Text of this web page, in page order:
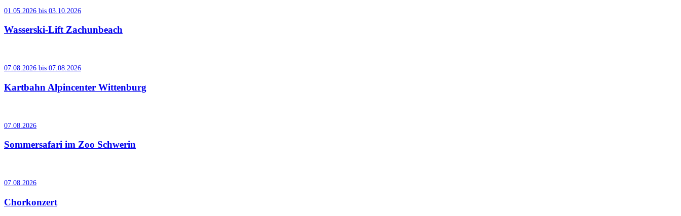
01.05.2026 bis 03.10.2026
Wasserski-Lift Zachunbeach
07.08.2026 bis 07.08.2026
Kartbahn Alpincenter Wittenburg
07.08.2026
Sommersafari im Zoo Schwerin
07.08.2026
Chorkonzert